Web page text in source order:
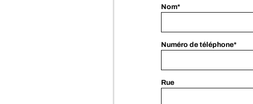
Nom*
Numéro de téléphone*
Rue